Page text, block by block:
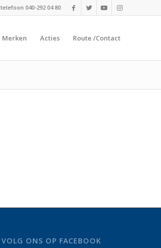
telefoon 040-292 04 80
Merken Acties Route /Contact
VOLG ONS OP FACEBOOK